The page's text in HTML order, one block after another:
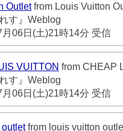
Outletfrom Louis Vuitton
す』Weblog
06日(土)21時14分 受信
VUITTON from CHEAP
す』Weblog
06日(土)21時14分 受信
from louis vuitton